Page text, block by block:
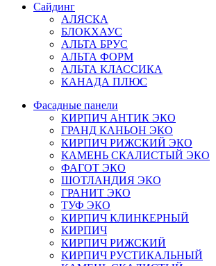
Сайдинг
АЛЯСКА
БЛОКХАУС
АЛЬТА БРУС
АЛЬТА ФОРМ
АЛЬТА КЛАССИКА
КАНАДА ПЛЮС
Фасадные панели
КИРПИЧ АНТИК ЭКО
ГРАНД КАНЬОН ЭКО
КИРПИЧ РИЖСКИЙ ЭКО
КАМЕНЬ СКАЛИСТЫЙ ЭКО
ФАГОТ ЭКО
ШОТЛАНДИЯ ЭКО
ГРАНИТ ЭКО
ТУФ ЭКО
КИРПИЧ КЛИНКЕРНЫЙ
КИРПИЧ
КИРПИЧ РИЖСКИЙ
КИРПИЧ РУСТИКАЛЬНЫЙ